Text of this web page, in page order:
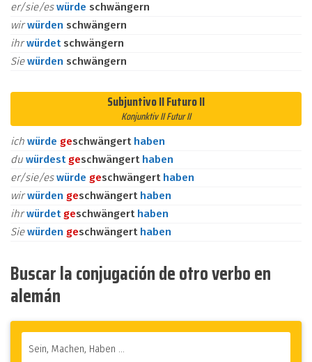
er/sie/eswürde schwängern
wirwürden schwängern
ihrwürdet schwängern
Siewürden schwängern
Subjuntivo II Futuro II
Konjunktiv II Futur II
ich würde geschwängert haben
du würdest geschwängert haben
er/sie/eswürde geschwängert haben
wirwürden geschwängert haben
ihrwürdet geschwängert haben
Siewürden geschwängert haben
Buscar la conjugación de otro verbo en
alemán